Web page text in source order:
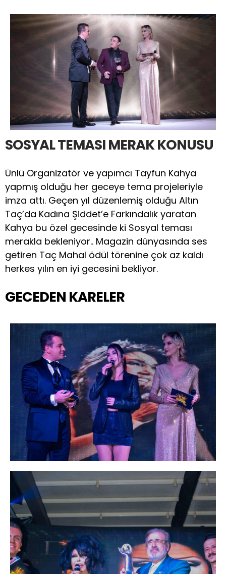
SOSYAL TEMASI MERAK KONUSU
Ünlü Organizatör ve yapımcı Tayfun Kahya
yapmış olduğu her geceye tema projeleriyle
imza attı. Geçen yıl düzenlemiş olduğu Altın
Taç’da Kadına Şiddet’e Farkındalık yaratan
Kahya bu özel gecesinde ki Sosyal teması
merakla bekleniyor.. Magazin dünyasında ses
getiren Taç Mahal ödül törenine çok az kaldı
herkes yılın en iyi gecesini bekliyor.
GECEDEN KARELER